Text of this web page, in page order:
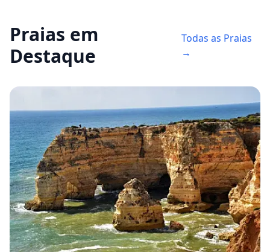
Praias em
Destaque
Todas as Praias
→